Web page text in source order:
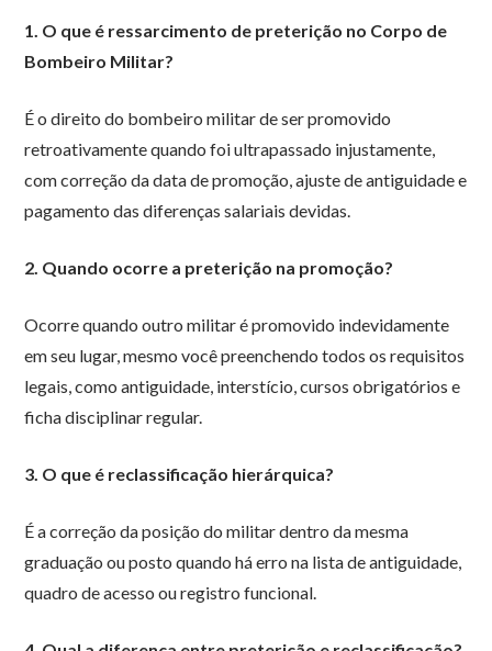
1. O que é ressarcimento de preterição no Corpo de
Bombeiro Militar?
É o direito do bombeiro militar de ser promovido
retroativamente quando foi ultrapassado injustamente,
com correção da data de promoção, ajuste de antiguidade e
pagamento das diferenças salariais devidas.
2. Quando ocorre a preterição na promoção?
Ocorre quando outro militar é promovido indevidamente
em seu lugar, mesmo você preenchendo todos os requisitos
legais, como antiguidade, interstício, cursos obrigatórios e
ficha disciplinar regular.
3. O que é reclassificação hierárquica?
É a correção da posição do militar dentro da mesma
graduação ou posto quando há erro na lista de antiguidade,
quadro de acesso ou registro funcional.